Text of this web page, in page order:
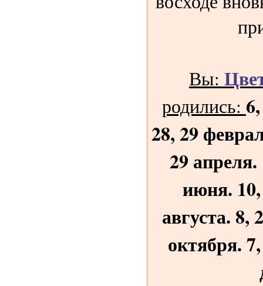
Вы:
родились:
28, 29
29
июня.
августа. 8,
октября.